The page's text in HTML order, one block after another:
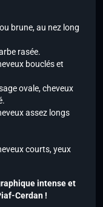
brune, au nez long
rasée.
bouclés et
ovale, cheveux
assez longs
courts, yeux
intense et
Cerdan !